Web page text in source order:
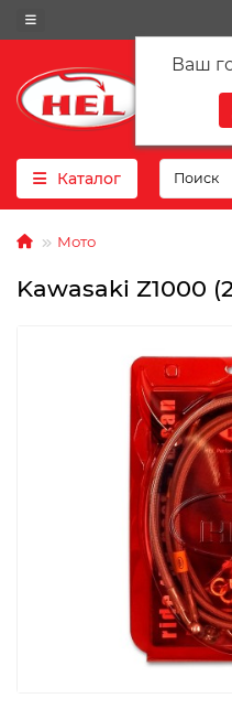
Ваш
Каталог
Мото
Kawasaki Z1000